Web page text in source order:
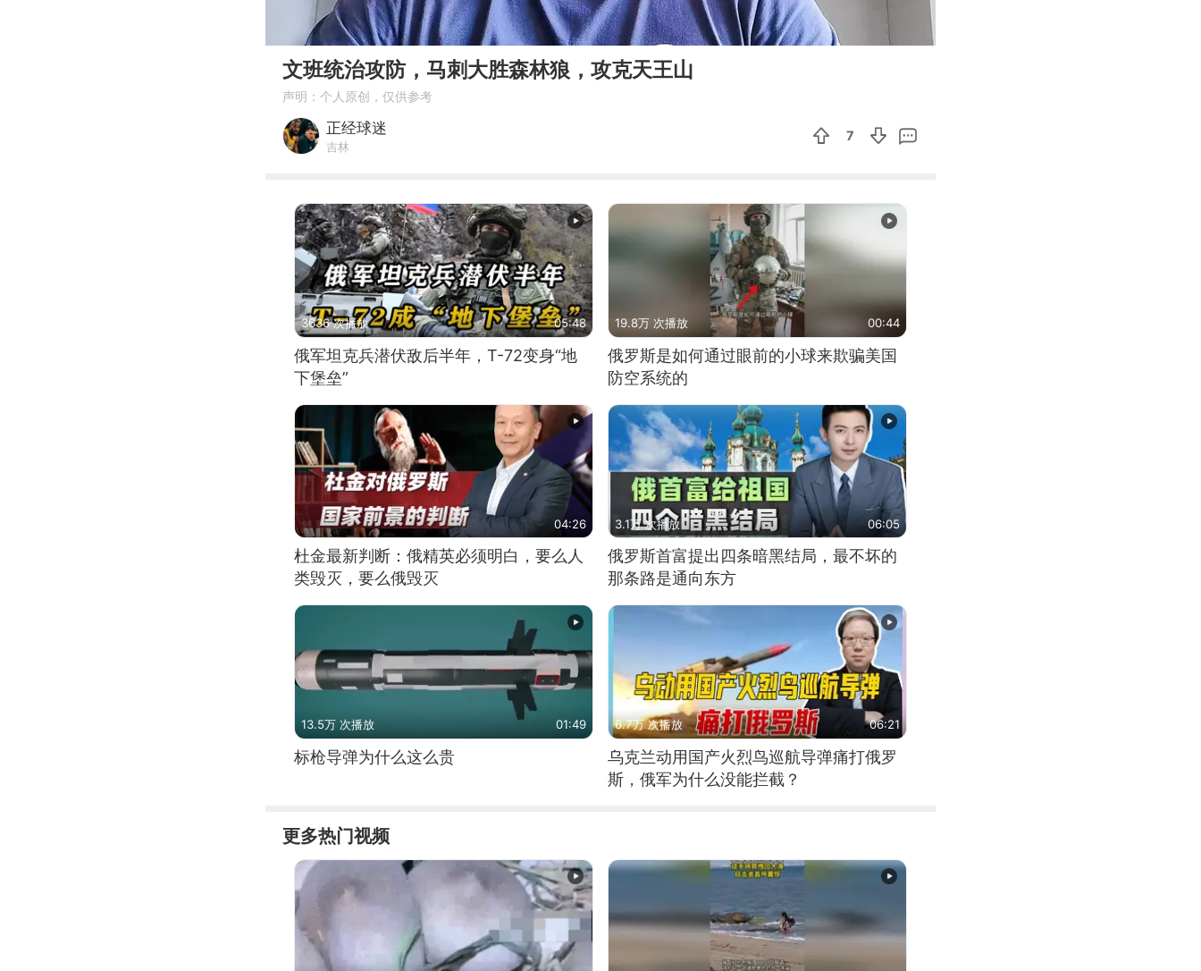
00:00
文班统治攻防，马刺大胜森林狼，攻克天王山
声明：个人原创，仅供参考
正经球迷
吉林
7
3636 次播放 05:48
俄军坦克兵潜伏敌后半年，T-72变身“地
下堡垒”
19.8万 次播放 00:44
俄罗斯是如何通过眼前的小球来欺骗美国
防空系统的
04:26
杜金最新判断：俄精英必须明白，要么人
类毁灭，要么俄毁灭
3.1万 次播放 06:05
俄罗斯首富提出四条暗黑结局，最不坏的
那条路是通向东方
13.5万 次播放 01:49
标枪导弹为什么这么贵
6.7万 次播放 06:21
乌克兰动用国产火烈鸟巡航导弹痛打俄罗
斯，俄军为什么没能拦截？
更多热门视频